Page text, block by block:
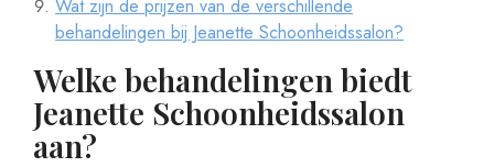
Wat zijn de prijzen van de verschillende
behandelingen bij Jeanette Schoonheidssalon?
Welke behandelingen biedt
Jeanette Schoonheidssalon
aan?